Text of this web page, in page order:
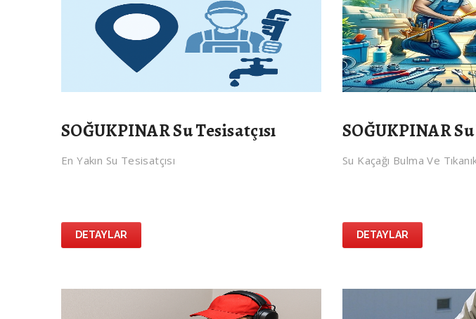
SOĞUKPINAR Su Tesisatçısı
En Yakın Su Tesisatçısı
DETAYLAR
SOĞUKPINAR
Su Kaçağı Bulma Ve
DETAYLAR